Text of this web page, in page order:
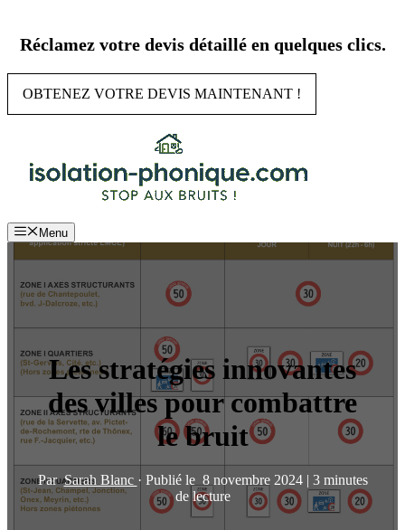
contenu
Réclamez votre devis détaillé en quelques clics.
OBTENEZ VOTRE DEVIS MAINTENANT !
Menu
Les stratégies innovantes
des villes pour combattre
le bruit
ParSarah Blanc · Publié le 8 novembre 2024 | 3 minutes
de lecture